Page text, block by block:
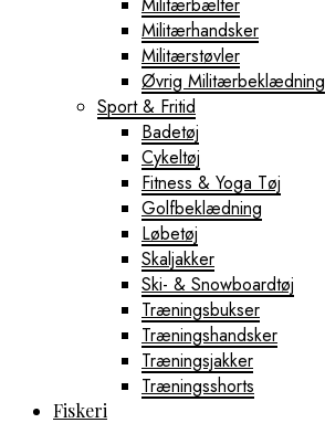
Militærhandsker
Militærstøvler
Øvrig Militærbeklædning
Sport & Fritid
Badetøj
Cykeltøj
Fitness & Yoga Tøj
Golfbeklædning
Løbetøj
Skaljakker
Ski- & Snowboardtøj
Træningsbukser
Træningshandsker
Træningsjakker
Træningsshorts
Fiskeri